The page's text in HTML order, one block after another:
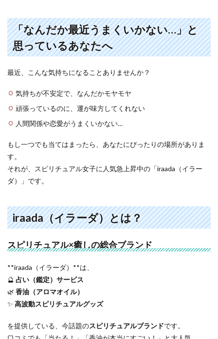
「なんだか最近うまくいかない…」と
思っているあなたへ
最近、こんな気持ちになることありませんか？
気持ちが不安定で、なんだかモヤモヤ
頑張っているのに、運が味方してくれない
人間関係や恋愛がうまくいかない…
もし一つでも当てはまったら、あなたにぴったりの場所がありま
す。
それが、スピリチュアル女子に人気急上昇中の「iraada（イラー
ダ）」です。
iraada（イラーダ）とは？
スピリチュアル×癒しの総合ブランド
**iraada（イラーダ）**は、
🔮 占い（鑑定）サービス
🌿 香油（アロマオイル）
✨ 高波動スピリチュアルグッズ
を提供している、今話題のスピリチュアルブランドです。